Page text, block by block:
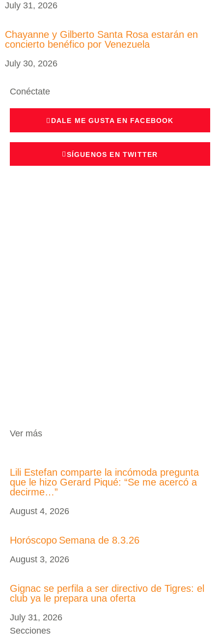
July 31, 2026
Chayanne y Gilberto Santa Rosa estarán en
concierto benéfico por Venezuela
July 30, 2026
Conéctate
DALE ME GUSTA EN FACEBOOK
SÍGUENOS EN TWITTER
Ver más
Lili Estefan comparte la incómoda pregunta
que le hizo Gerard Piqué: “Se me acercó a
decirme…”
August 4, 2026
Horóscopo Semana de 8.3.26
August 3, 2026
Gignac se perfila a ser directivo de Tigres: el
club ya le prepara una oferta
July 31, 2026
Secciones